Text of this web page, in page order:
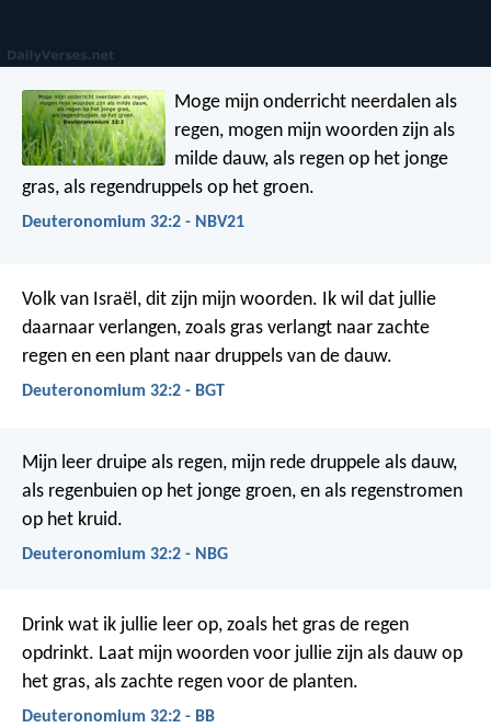
Moge mijn onderricht neerdalen als
regen, mogen mijn woorden zijn als
milde dauw, als regen op het jonge
gras, als regendruppels op het groen.
Deuteronomium 32:2 - NBV21
Volk van Israël, dit zijn mijn woorden. Ik wil dat jullie
daarnaar verlangen, zoals gras verlangt naar zachte
regen en een plant naar druppels van de dauw.
Deuteronomium 32:2 - BGT
Mijn leer druipe als regen, mijn rede druppele als dauw,
als regenbuien op het jonge groen, en als regenstromen
op het kruid.
Deuteronomium 32:2 - NBG
Drink wat ik jullie leer op, zoals het gras de regen
opdrinkt. Laat mijn woorden voor jullie zijn als dauw op
het gras, als zachte regen voor de planten.
Deuteronomium 32:2 - BB